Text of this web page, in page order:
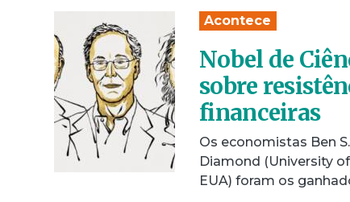
Acontece
Nobel de
sobre
financeiras
Os economistas Ben
Diamond (University
EUA) foram os